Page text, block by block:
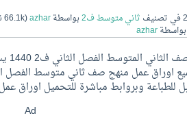
في تصنيف ثاني متوسط ف2 بواسطةazhar
(
66.1k
بواسطةazhar
Ad